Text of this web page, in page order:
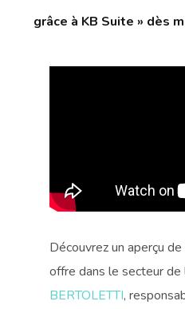
grâce à KB Suite » dès
Découvrez un aperçu
offre dans le secteur de
BERTOLETTI,